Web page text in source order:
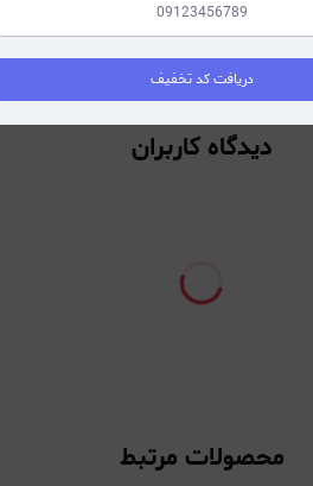
دیدگاه کاربران
محصولات مرتبط
دریافت کد تخفیف